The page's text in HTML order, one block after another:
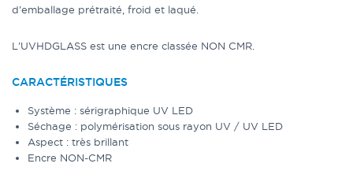
d’emballage prétraité, froid et laqué.
L’UVHDGLASS est une encre classée NON CMR.
CARACTÉRISTIQUES
Système : sérigraphique UV LED
Séchage : polymérisation sous rayon UV / UV LED
Aspect : très brillant
Encre NON-CMR